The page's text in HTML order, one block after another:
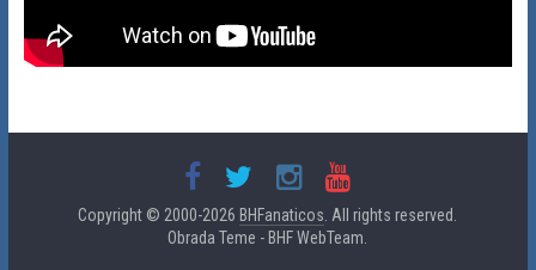
Copyright © 2000-2026 BHFanaticos . All rights reserved.
Obrada Teme - BHF WebTeam.